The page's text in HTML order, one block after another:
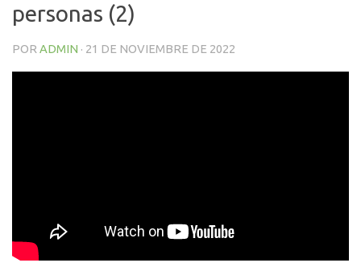
personas (2)
POR ADMIN · 21 DE NOVIEMBRE DE 2022